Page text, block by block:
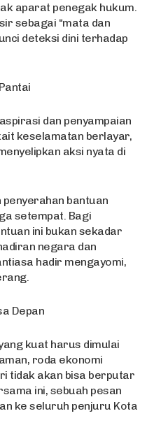
aparat penegak hukum.
sebagai “mata dan
deteksi dini terhadap
dan penyampaian
keselamatan berlayar,
aksi nyata di
bantuan
setempat. Bagi
ini bukan sekadar
negara dan
hadir mengayomi,
Depan
kuat harus dimulai
roda ekonomi
tidak akan bisa berputar
ini, sebuah pesan
ke seluruh penjuru Kota